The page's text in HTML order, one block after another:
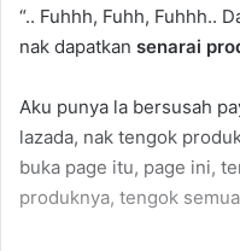
“.. Fuhhh, Fuhh, Fuhhh..
nak dapatkan senarai
Aku punya la bersusah
lazada, nak tengok
buka page itu, page ini,
produknya, tengok